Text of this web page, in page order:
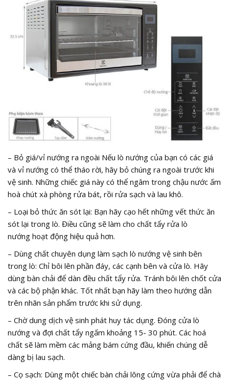
– Bỏ giá/vỉ nướng ra ngoài Nếu lò nướng của bạn có các giá
và vỉ nướng có thể tháo rời, hãy bỏ chúng ra ngoài trước khi
vệ sinh. Những chiếc giá này có thể ngâm trong chậu nước ấm
hoà chút xà phòng rửa bát, rồi rửa sạch và lau khô.
– Loại bỏ thức ăn sót lại: Bạn hãy cạo hết những vết thức ăn
sót lại trong lò. Điều cũng sẽ làm cho chất tẩy rửa lò
nướng hoạt động hiệu quả hơn.
– Dùng chất chuyên dụng làm sạch lò nướng vệ sinh bên
trong lò: Chỉ bôi lên phần đáy, các cạnh bên và cửa lò. Hãy
dùng bàn chải để dàn đều chất tẩy rửa. Tránh bôi lên chốt cửa
và các bộ phận khác. Tốt nhất bạn hãy làm theo hướng dẫn
trên nhãn sản phẩm trước khi sử dụng.
– Chờ dung dịch vệ sinh phát huy tác dụng. Đóng cửa lò
nướng và đợi chất tẩy ngấm khoảng 15- 30 phút. Các hoá
chất sẽ làm mềm các mảng bám cứng đầu, khiến chúng dễ
dàng bị lau sạch.
– Cọ sạch: Dùng một chiếc bàn chải lông cứng vừa phải để chà